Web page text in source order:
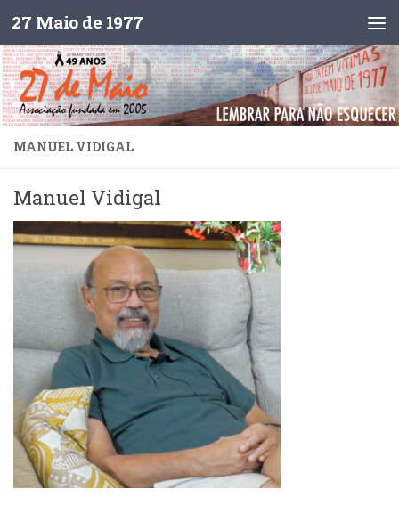
Skip to content
27 Maio de 1977
MANUEL VIDIGAL
Manuel Vidigal